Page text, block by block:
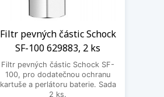
Filtr pevných částic Schock
SF-100 629883, 2 ks
Filtr pevných částic Schock SF-
100, pro dodatečnou ochranu
kartuše a perlátoru baterie. Sada
2 ks.